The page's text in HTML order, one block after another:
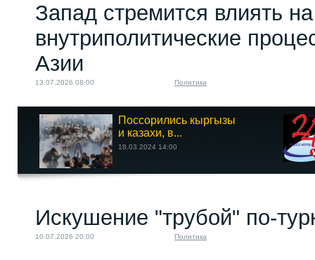
Запад стремится влиять на
внутриполитические
Азии
13.07.2026 08:00 Политика
Поссорились кыргызы
и казахи, в...
18.03.2024 14:00
Искушение "трубой" по-
10.07.2026 20:00 Политика